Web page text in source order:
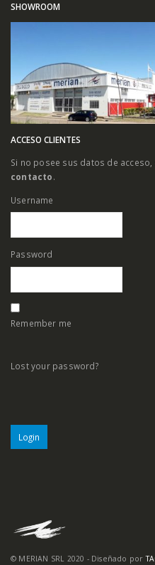
SHOWROOM
ACCESO CLIENTES
Si no posee sus datos de
contacto.
Username
Password
Remember me
Lost your password?
© MERIAN SRL 2020 - Diseñado por